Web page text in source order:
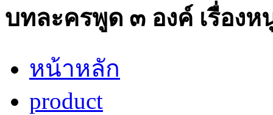
บทละครพูด ๓ องค์ เรื่องห
หน้าหลัก
product